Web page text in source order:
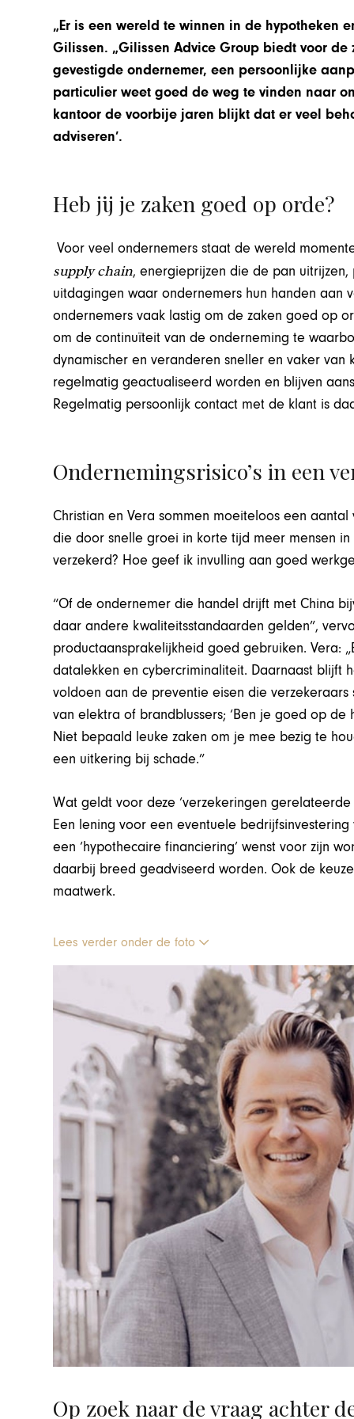
„Er is een wereld te winnen in de hypotheken
Gilissen. „Gilissen Advice Group biedt voor
gevestigde ondernemer, een persoonlijke
particulier weet goed de weg te vinden naar
kantoor de voorbije jaren blijkt dat er veel
adviseren’.
Heb jij je zaken goed op orde?
Voor veel ondernemers staat de wereld
supply chain, energieprijzen die de pan uitrijzen,
uitdagingen waar ondernemers hun handen aan
ondernemers vaak lastig om de zaken goed op
om de continuïteit van de onderneming te
dynamischer en veranderen sneller en vaker van
regelmatig geactualiseerd worden en blijven
Regelmatig persoonlijk contact met de klant is
Ondernemingsrisico’s in een
Christian en Vera sommen moeiteloos een
die door snelle groei in korte tijd meer mensen
verzekerd? Hoe geef ik invulling aan goed
“Of de ondernemer die handel drijft met China
daar andere kwaliteitsstandaarden gelden”,
productaansprakelijkheid goed gebruiken. Vera:
datalekken en cybercriminaliteit. Daarnaast blijft
voldoen aan de preventie eisen die
van elektra of brandblussers; ‘Ben je goed op
Niet bepaald leuke zaken om je mee bezig te
een uitkering bij schade.”
Wat geldt voor deze ‘verzekeringen
Een lening voor een eventuele
een ‘hypothecaire financiering’ wenst voor zijn
daarbij breed geadviseerd worden. Ook de
maatwerk.
Lees verder onder de foto
Op zoek naar de vraag achter